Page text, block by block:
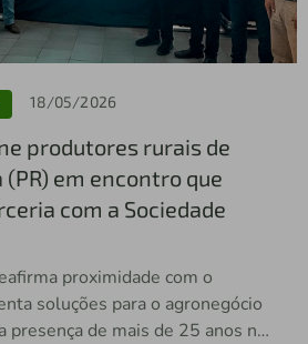
18/05/2026
produtores rurais de
em encontro que
com a Sociedade
proximidade com o
soluções para o agronegócio
presença de mais de 25 anos no